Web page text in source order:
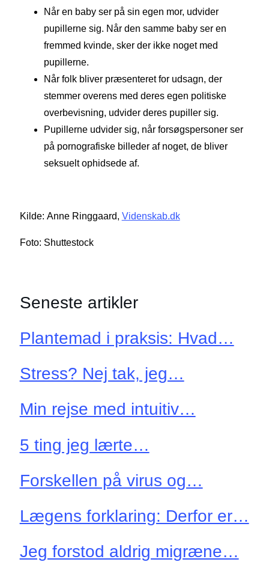
Når en baby ser på sin egen mor, udvider
pupillerne sig. Når den samme baby ser en
fremmed kvinde, sker der ikke noget med
pupillerne.
Når folk bliver præsenteret for udsagn, der
stemmer overens med deres egen politiske
overbevisning, udvider deres pupiller sig.
Pupillerne udvider sig, når forsøgspersoner ser
på pornografiske billeder af noget, de bliver
seksuelt ophidsede af.
Kilde: Anne Ringgaard, Videnskab.dk
Foto: Shuttestock
Seneste artikler
Plantemad i praksis: Hvad…
Stress? Nej tak, jeg…
Min rejse med intuitiv…
5 ting jeg lærte…
Forskellen på virus og…
Lægens forklaring: Derfor er…
Jeg forstod aldrig migræne…